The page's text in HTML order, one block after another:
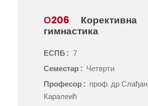
О206
Корективна
гимнастика
ЕСПБ : 7
Семестар : Четврти
Професор : проф. др Слађан
Каралеић